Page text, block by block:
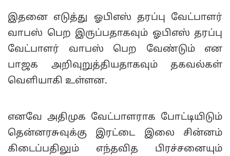
இதனை எடுத்து ஓபிஎஸ் தரப்பு வேட்பாளர்
வாபஸ் பெற இருப்பதாகவும் ஓபிஎஸ் தரப்பு
வேட்பாளர் வாபஸ் பெற வேண்டும் என
பாஜக அறிவுறுத்தியதாகவும் தகவல்கள்
வெளியாகி உள்ளன.
எனவே அதிமுக வேட்பாளராக போட்டியிடும்
தென்னரசுவுக்கு இரட்டை இலை சின்னம்
கிடைப்பதிலும் எந்தவித பிரச்சனையும்